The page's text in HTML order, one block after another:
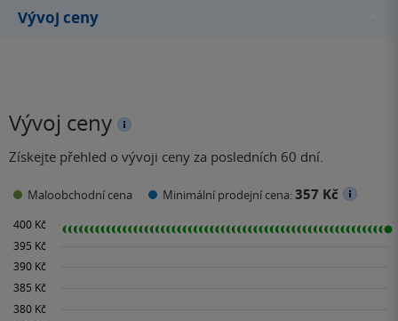
Vývoj ceny
Vývoj ceny
Získejte přehled o vývoji ceny za posledních 60 dní.
Maloobchodní cena Minimální prodejní cena:357 Kč